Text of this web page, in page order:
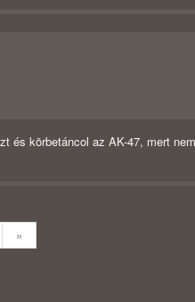
és körbetáncol az AK-47, mert
»